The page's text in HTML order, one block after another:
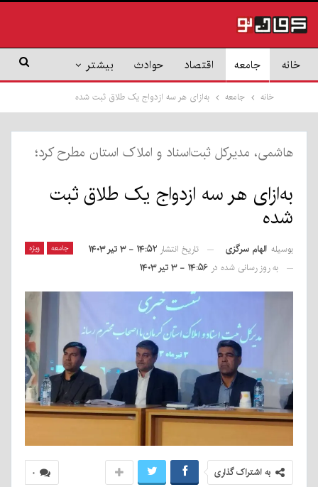
خانه جامعه اقتصاد حوادث بیشتر
خانه جامعه به‌ازای هر سه ازدواج یک طلاق ثبت شده
هاشمی، مدیرکل ثبت‌اسناد و املاک استان مطرح کرد؛
به‌ازای هر سه ازدواج یک طلاق ثبت
شده
جامعه ویژه بوسیله الهام سرگزی تاریخ انتشار ۱۴:۵۲ - ۳ تیر ۱۴۰۳
به روز رسانی شده در ۱۴:۵۶ - ۳ تیر ۱۴۰۳
۰ به اشتراک گذاری